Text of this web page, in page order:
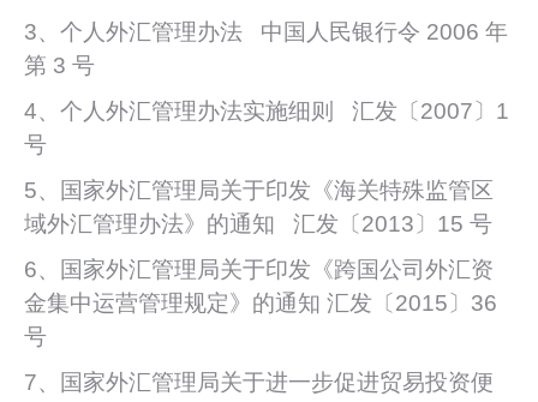
3、个人外汇管理办法 中国人民银行令 2006 年
第 3 号
4、个人外汇管理办法实施细则 汇发〔2007〕1
号
5、国家外汇管理局关于印发《海关特殊监管区
域外汇管理办法》的通知 汇发〔2013〕15 号
6、国家外汇管理局关于印发《跨国公司外汇资
金集中运营管理规定》的通知 汇发〔2015〕36
号
7、国家外汇管理局关于进一步促进贸易投资便